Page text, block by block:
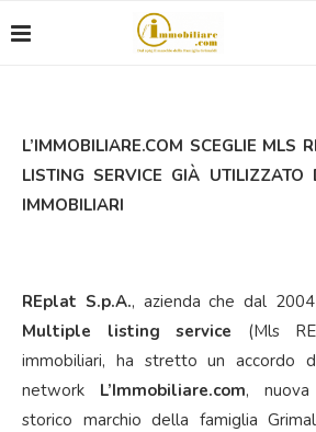
L’IMMOBILIARE.COM SCEGLIE MLS
LISTING SERVICE GIÀ
IMMOBILIARI
REplat S.p.A., azienda che dal
Multiple listing service (Mls
immobiliari, ha stretto un accordo
network L’Immobiliare.com, nuova
storico marchio della famiglia